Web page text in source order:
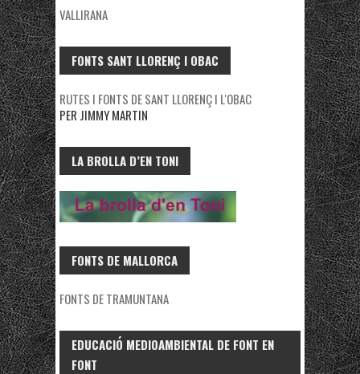
VALLIRANA
FONTS SANT LLORENÇ I OBAC
RUTES I FONTS DE SANT LLORENÇ I L'OBAC
PER JIMMY MARTIN
LA BROLLA D’EN TONI
FONTS DE MALLORCA
FONTS DE TRAMUNTANA
EDUCACIÓ MEDIOAMBIENTAL DE FONT EN
FONT